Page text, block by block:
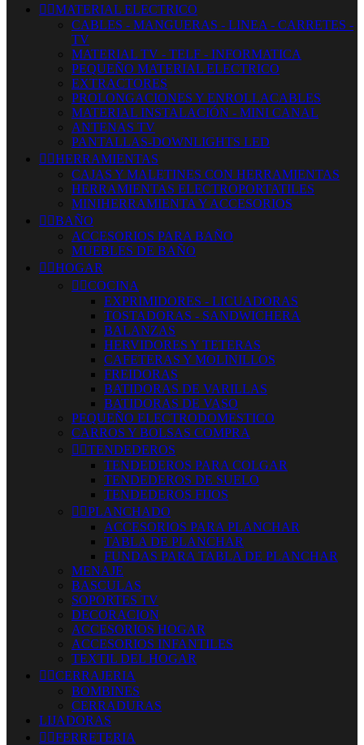
 MATERIAL ELECTRICO
CABLES - MANGUERAS - LINEA - CARRETES -
TV
MATERIAL TV - TELF - INFORMATICA
PEQUEÑO MATERIAL ELECTRICO
EXTRACTORES
PROLONGACIONES Y ENROLLACABLES
MATERIAL INSTALACIÓN - MINI CANAL
ANTENAS TV
PANTALLAS-DOWNLIGHTS LED
 HERRAMIENTAS
CAJAS Y MALETINES CON HERRAMIENTAS
HERRAMIENTAS ELECTROPORTATILES
MINIHERRAMIENTA Y ACCESORIOS
 BAÑO
ACCESORIOS PARA BAÑO
MUEBLES DE BAÑO
 HOGAR
 COCINA
EXPRIMIDORES - LICUADORAS
TOSTADORAS - SANDWICHERA
BALANZAS
HERVIDORES Y TETERAS
CAFETERAS Y MOLINILLOS
FREIDORAS
BATIDORAS DE VARILLAS
BATIDORAS DE VASO
PEQUEÑO ELECTRODOMESTICO
CARROS Y BOLSAS COMPRA
 TENDEDEROS
TENDEDEROS PARA COLGAR
TENDEDEROS DE SUELO
TENDEDEROS FIJOS
 PLANCHADO
ACCESORIOS PARA PLANCHAR
TABLA DE PLANCHAR
FUNDAS PARA TABLA DE PLANCHAR
MENAJE
BASCULAS
SOPORTES TV
DECORACION
ACCESORIOS HOGAR
ACCESORIOS INFANTILES
TEXTIL DEL HOGAR
 CERRAJERIA
BOMBINES
CERRADURAS
LIJADORAS
 FERRETERIA